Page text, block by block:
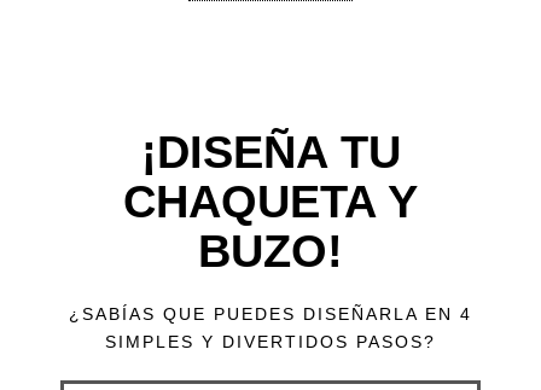
¡DISEÑA TU
CHAQUETA Y
BUZO!
¿SABÍAS QUE PUEDES DISEÑARLA EN 4
SIMPLES Y DIVERTIDOS PASOS?